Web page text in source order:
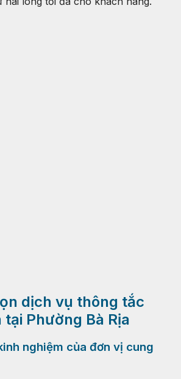
dịch vụ thông tắc
Phường Bà Rịa
nghiệm của đơn vị cung